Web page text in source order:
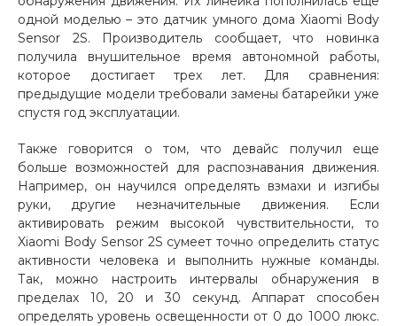
Добавляйте товары
в корзину
Оплачивайте сегодня только
Получайте товар
выбранный способом
Оставшиеся75
% будут
списыватьсяс вашей карты
% каждые 2 недели
одной моделью – это датчик умного дома Xiaomi Body
Sensor 2S. Производитель сообщает, что новинка
получила внушительное время автономной работы,
которое достигает трех лет. Для сравнения:
предыдущие модели требовали замены батарейки уже
спустя год эксплуатации.
Также говорится о том, что девайс получил еще
больше возможностей для распознавания движения.
Например, он научился определять взмахи и изгибы
руки, другие незначительные движения. Если
активировать режим высокой чувствительности, то
Xiaomi Body Sensor 2S сумеет точно определить статус
активности человека и выполнить нужные команды.
Так, можно настроить интервалы обнаружения в
пределах 10, 20 и 30 секунд. Аппарат способен
определять уровень освещенности от 0 до 1000 люкс.